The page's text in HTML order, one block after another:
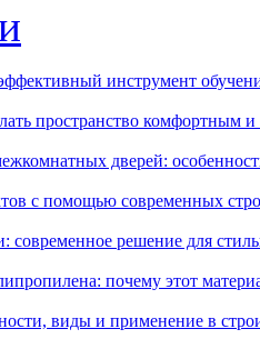
инструмент
пространство комфортным
дверей:
с помощью современных
решение для
почему этот
виды и применение в